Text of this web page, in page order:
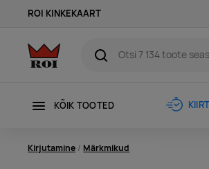
ROI KINKEKAART
KÕIK TOOTED
Kirjutamine Märkmikud